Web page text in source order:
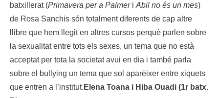
batxillerat (Primavera per a Palmeri Abil no és un mes)
de Rosa Sanchis són totalment diferents de cap altre
llibre que hem llegit en altres cursos perquè parlen sobre
la sexualitat entre tots els sexes, un tema que no està
acceptat per tota la societat avui en dia i també parla
sobre el bullying un tema que sol aparèixer entre xiquets
que entren a l’institut. Elena Toana i Hiba Ouadi (1r batx.